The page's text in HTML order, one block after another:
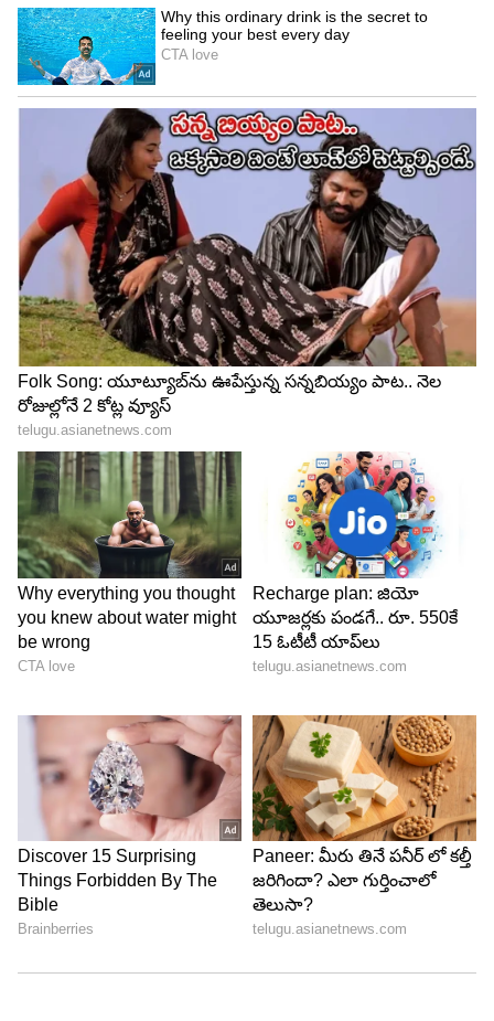
లాభాలను తెచ్చిపెడుతుంది. వీరికి ఆర్థిక లాభాలతో పాటూ
కొత్త అవకాశాలు వస్తాయి. ఈ రాశివారు గతంలో పెట్టిన
పెట్టుబడుల నుంచి ఇప్పుడు లాభాలు రావడం
మొదలవుతుంది. కొత్త పనులు ప్రారంభించడానికి ఇది ఉత్తమ
సమయమని చెప్పుకోవాలి. కొత్త ఆదాయ మార్గాలు
ఏర్పడతాయి. ఈ రాశి వారికి దూర ప్రయాణాల ద్వారా
లాభాలు కనిపిస్తున్నాయి. తండ్రి వైపు బంధువుల ద్వారా
ఆర్థిక లాభాలు కలగవచ్చు. పెద్దల ఆశీస్సులు లభిస్తాయి.
శత్రువులను జయించే శక్తి వస్తుంది.
LATEST VIDEOS
ABOUT THE AUTHOR
Haritha Chappa
జర్నలిజంలో పీజీ పూర్తి చేశారు. ఈనాడు, సమయం, ఆంధ్రజ్యోతి,
ఏబీపీ నెట్ వర్క్, హిందూస్థాన్ టైమ్స్ లో పనిచేశారు. ప్రింట్,
డిజిటర్ మీడియాలో 18 ఏళ్ల అనుభవం ఉంది. ఏసియా నెట్ లైఫ్
స్టైల్, బిజినెస్, ఓటీటీ మూవీ కంటెంట్, ఆస్ట్రాలజీ కంటెంట్ రాస్తారు.
జ్యోతిష్యం ఏషియానెట్ న్యూస్ ఏషియానెట్ న్యూస్ తెలుగు ఒరిజినల్స్
Follow Us